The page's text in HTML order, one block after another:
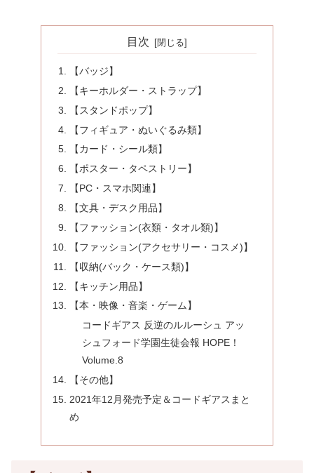
目次
【バッジ】
【キーホルダー・ストラップ】
【スタンドポップ】
【フィギュア・ぬいぐるみ類】
【カード・シール類】
【ポスター・タペストリー】
【PC・スマホ関連】
【文具・デスク用品】
【ファッション(衣類・タオル類)】
【ファッション(アクセサリー・コスメ)】
【収納(バック・ケース類)】
【キッチン用品】
【本・映像・音楽・ゲーム】
コードギアス 反逆のルルーシュ アッ
シュフォード学園生徒会報 HOPE！
Volume.8
【その他】
2021年12月発売予定＆コードギアスまと
め